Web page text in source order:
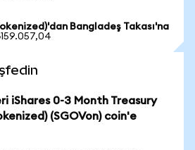
Bangladeş Takası'na
iShares 0-3 Month Treasury
(SGOVon) coin'e